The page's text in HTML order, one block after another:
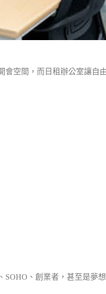
空間，而日租辦公室讓
、創業者，甚至是